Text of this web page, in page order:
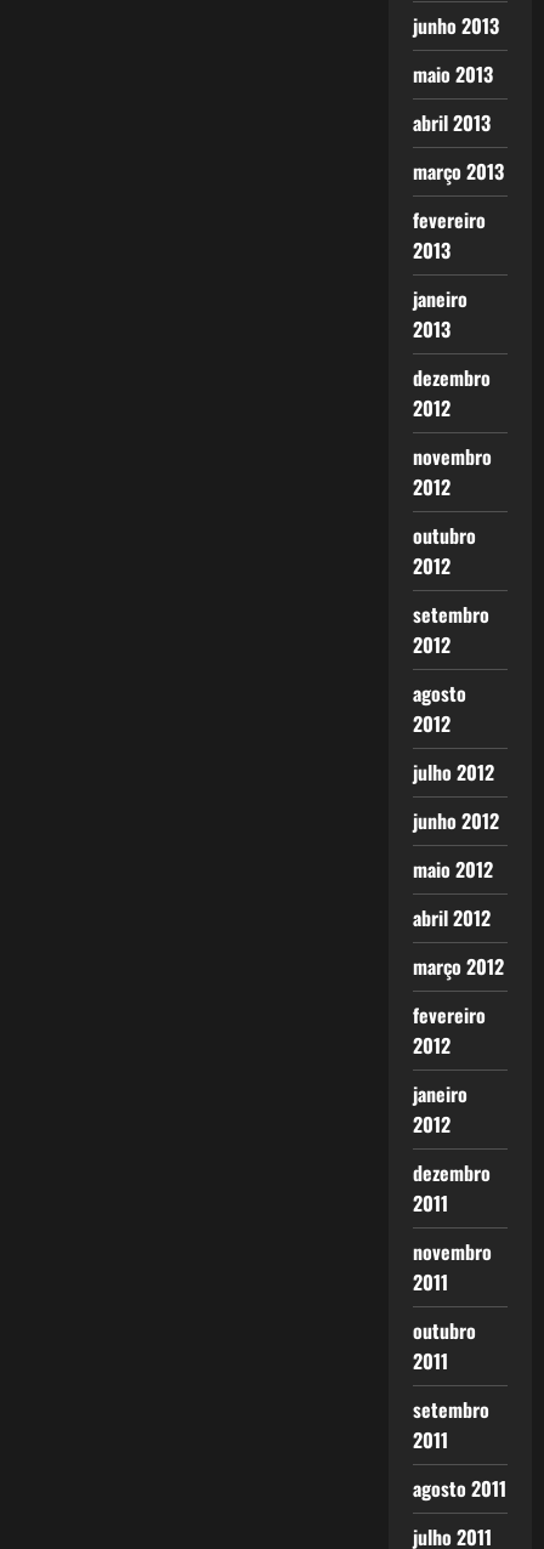
junho 2013
maio 2013
abril 2013
março 2013
fevereiro
2013
janeiro
2013
dezembro
2012
novembro
2012
outubro
2012
setembro
2012
agosto
2012
julho 2012
junho 2012
maio 2012
abril 2012
março 2012
fevereiro
2012
janeiro
2012
dezembro
2011
novembro
2011
outubro
2011
setembro
2011
agosto 2011
julho 2011